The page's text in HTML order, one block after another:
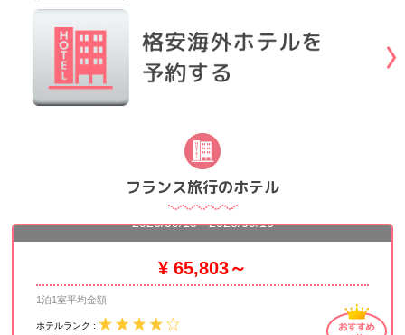
フランス旅行のホテル
ノボテル パリ サントル トゥール エッフェル
2026/09/15 - 2026/09/16
¥ 65,803～
1泊1室平均金額
ホテルランク :